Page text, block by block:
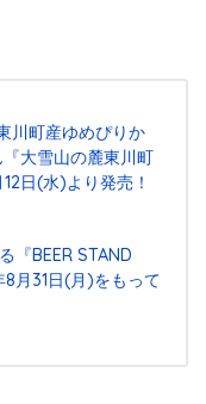
川町産ゆめぴりか
⼤雪⼭の麓東川町
⽇(⽔)より発売！
『BEER STAND
月31日(月)をもって